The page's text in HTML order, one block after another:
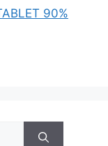
90%